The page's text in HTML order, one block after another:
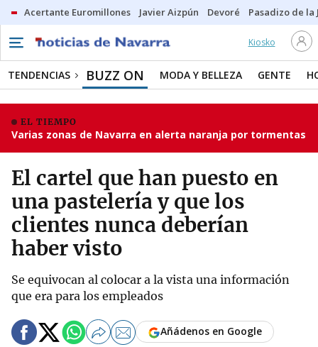
Acertante Euromillones Javier Aizpún Devoré Pasadizo de la
Kiosko
TENDENCIAS BUZZ ON MODA Y BELLEZA GENTE
EL TIEMPO
Varias zonas de Navarra en alerta naranja por tormentas
El cartel que han puesto en
una pastelería y que los
clientes nunca deberían
haber visto
Se equivocan al colocar a la vista una información
que era para los empleados
Añádenos en Google